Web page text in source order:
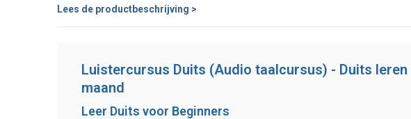
Lees de productbeschrijving >
Luistercursus Duits (Audio taalcursus) - Duits leren
maand
Leer Duits voor Beginners